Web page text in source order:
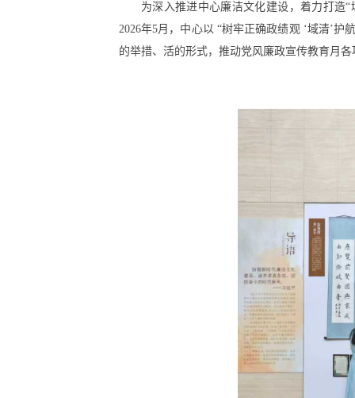
为深入推进中心廉洁文化建设，着力打造
2026年5月，中心以 “树牢正确政绩观 ‘域清’
的举措、活的形式，推动党风廉政宣传教育月